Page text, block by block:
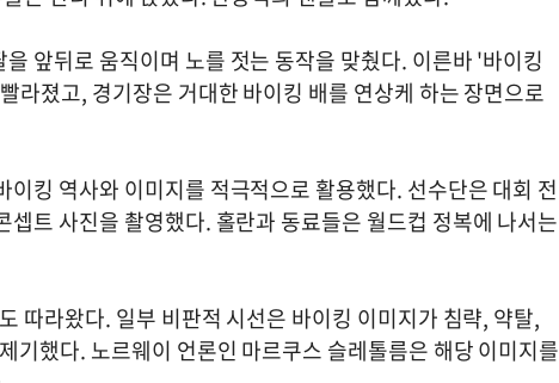
앞뒤로 움직이며 노를 젓는 동작을 맞췄다. 이른바 '바이킹
라졌고, 경기장은 거대한 바이킹 배를 연상케 하는 장면으로
킹 역사와 이미지를 적극적으로 활용했다. 선수단은 대회 전
트 사진을 촬영했다. 홀란과 동료들은 월드컵 정복에 나서는
따라왔다. 일부 비판적 시선은 바이킹 이미지가 침략, 약탈,
기했다. 노르웨이 언론인 마르쿠스 슬레톨름은 해당 이미지를